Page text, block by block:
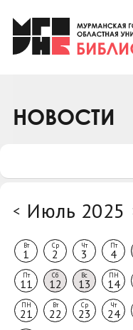
Клуб «Гиря и
Клуб
Коллегам
НОВОСТИ
< Июль 2025
Вт
1
Ср
2
Чт
3
Пт
4
Пт
11
Сб
12
Вс
13
ПН
14
ПН
21
Вт
22
Ср
23
Чт
24